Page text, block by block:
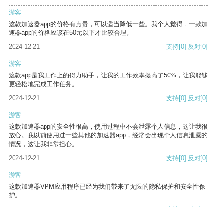
游客
这款加速器app的价格有点贵，可以适当降低一些。我个人觉得，一款加
速器app的价格应该在50元以下才比较合理。
2024-12-21
支持[0] 反对[0]
游客
这款app是我工作上的得力助手，让我的工作效率提高了50%，让我能够
更轻松地完成工作任务。
2024-12-21
支持[0] 反对[0]
游客
这款加速器app的安全性很高，使用过程中不会泄露个人信息，这让我很
放心。我以前使用过一些其他的加速器app，经常会出现个人信息泄露的
情况，这让我非常担心。
2024-12-21
支持[0] 反对[0]
游客
这款加速器VPM应用程序已经为我们带来了无限的隐私保护和安全性保
护。